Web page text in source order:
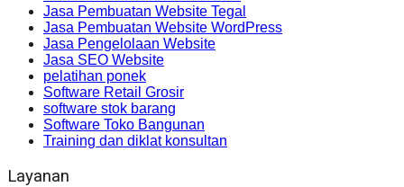
Jasa Pembuatan Website Tegal
Jasa Pembuatan Website WordPress
Jasa Pengelolaan Website
Jasa SEO Website
pelatihan ponek
Software Retail Grosir
software stok barang
Software Toko Bangunan
Training dan diklat konsultan
Layanan